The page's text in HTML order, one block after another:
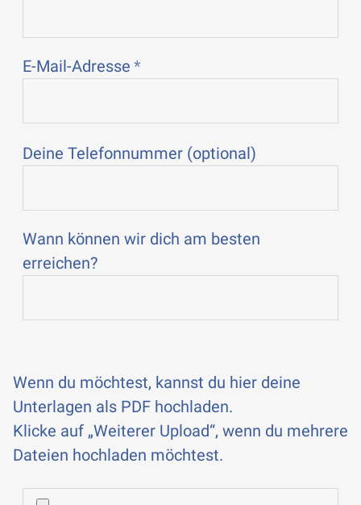
E-Mail-Adresse
Deine Telefonnummer (optional)
Wann können wir dich am besten
erreichen?
Wenn du möchtest, kannst du hier deine
Unterlagen als PDF hochladen.
Klicke auf „Weiterer Upload“, wenn du mehrere
Dateien hochladen möchtest.